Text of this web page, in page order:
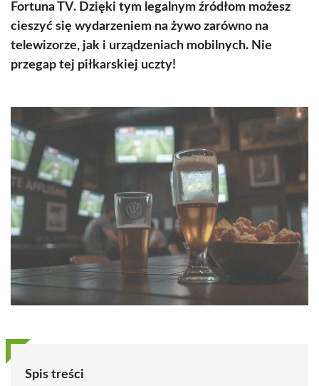
Fortuna TV. Dzięki tym legalnym źródłom możesz
cieszyć się wydarzeniem na żywo zarówno na
telewizorze, jak i urządzeniach mobilnych. Nie
przegap tej piłkarskiej uczty!
Spis treści